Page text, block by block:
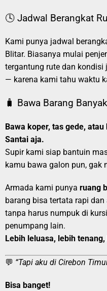
🕓 Jadwal Berangkat
Kami punya jadwal
Blitar. Biasanya mulai
tergantung rute dan kondisi
— karena kami tahu waktu
🧳 Bawa Barang
Bawa koper, tas gede,
Santai aja.
Supir kami siap bantuin
kamu bawa galon pun, gak
Armada kami punya ruang
barang bisa tertata rapi dan
tanpa harus numpuk di
penumpang lain.
Lebih leluasa, lebih
💬 “Tapi aku di Cirebon
Bisa banget!